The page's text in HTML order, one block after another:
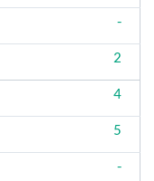
-
2
4
5
-